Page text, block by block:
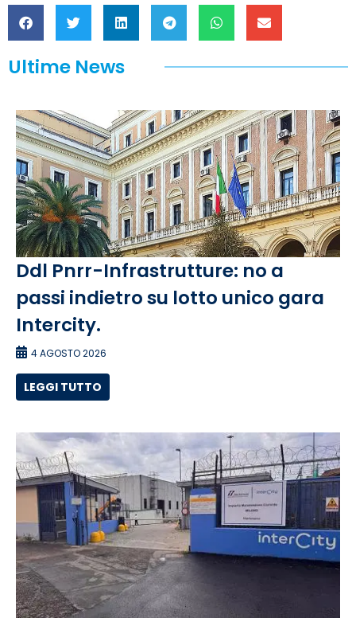
Ultime News
Ddl Pnrr-Infrastrutture: no a
passi indietro su lotto unico gara
Intercity.
4 AGOSTO 2026
LEGGI TUTTO